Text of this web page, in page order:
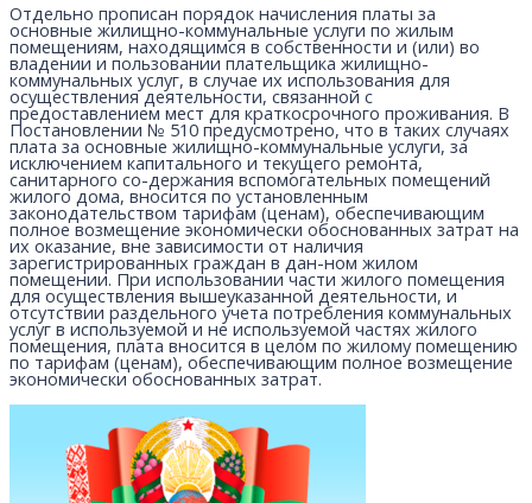
Отдельно прописан порядок начисления платы за
основные жилищно-коммунальные услуги по жилым
помещениям, находящимся в собственности и (или) во
владении и пользовании плательщика жилищно-
коммунальных услуг, в случае их использования для
осуществления деятельности, связанной с
предоставлением мест для краткосрочного проживания. В
Постановлении № 510 предусмотрено, что в таких случаях
плата за основные жилищно-коммунальные услуги, за
исключением капитального и текущего ремонта,
санитарного со-держания вспомогательных помещений
жилого дома, вносится по установленным
законодательством тарифам (ценам), обеспечивающим
полное возмещение экономически обоснованных затрат на
их оказание, вне зависимости от наличия
зарегистрированных граждан в дан-ном жилом
помещении. При использовании части жилого помещения
для осуществления вышеуказанной деятельности, и
отсутствии раздельного учета потребления коммунальных
услуг в используемой и не используемой частях жилого
помещения, плата вносится в целом по жилому помещению
по тарифам (ценам), обеспечивающим полное возмещение
экономически обоснованных затрат.